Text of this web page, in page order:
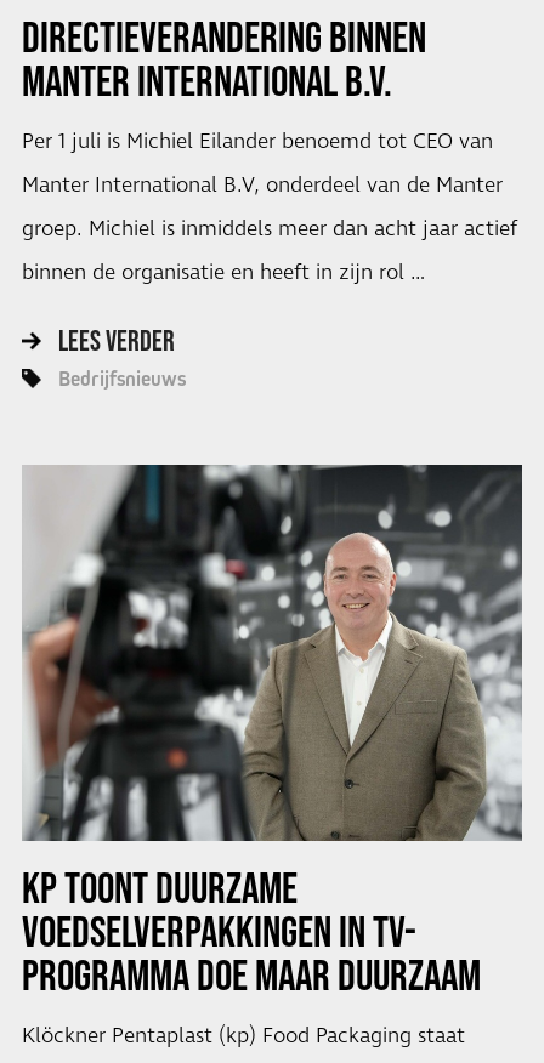
DIRECTIEVERANDERING BINNEN
MANTER INTERNATIONAL B.V.
Per 1 juli is Michiel Eilander benoemd tot CEO van
Manter International B.V, onderdeel van de Manter
groep. Michiel is inmiddels meer dan acht jaar actief
binnen de organisatie en heeft in zijn rol …
LEES VERDER
Bedrijfsnieuws
KP TOONT DUURZAME
VOEDSELVERPAKKINGEN IN TV-
PROGRAMMA DOE MAAR DUURZAAM
Klöckner Pentaplast (kp) Food Packaging staat